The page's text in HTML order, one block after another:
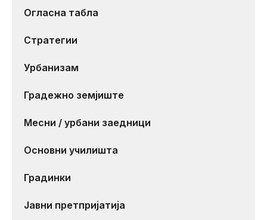
Огласна табла
Стратегии
Урбанизам
Градежно земјиште
Месни / урбани заедници
Основни училишта
Градинки
Јавни претпријатија